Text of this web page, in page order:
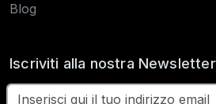
Blog
Iscriviti alla nostra